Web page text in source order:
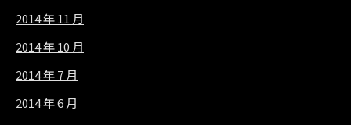
2014 年 11 月
2014 年 10 月
2014 年 7 月
2014 年 6 月